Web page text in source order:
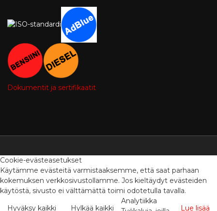
Dokumentit ja sertifikaatit
Cookie-evästeasetukset
Käytämme evästeitä varmistaaksemme, että saat parhaan
kokemuksen verkkosivustollamme. Jos kieltäydyt evästeiden
käytöstä, sivusto ei välttämättä toimi odotetulla tavalla.
Hyväksy kaikki
Hylkää kaikki Lue lisää
Analytiikka